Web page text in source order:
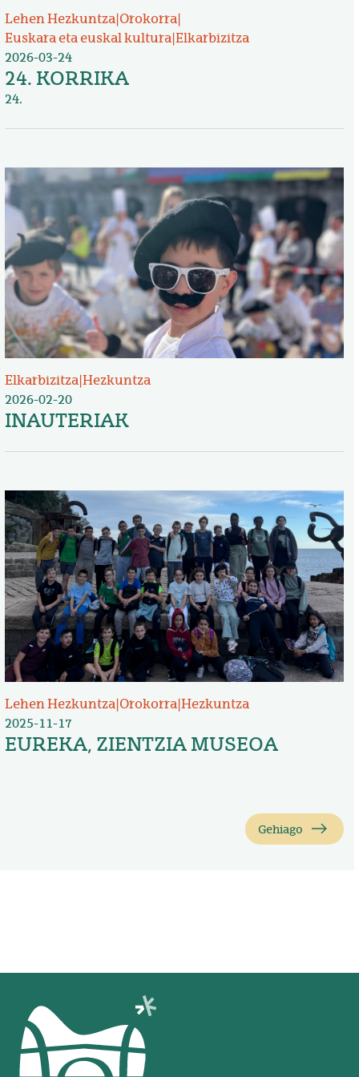
Lehen Hezkuntza| Orokorra|
Euskara eta euskal kultura| Elkarbizitza
2026-03-24
24. KORRIKA
24.
Irudia
Elkarbizitza| Hezkuntza
2026-02-20
INAUTERIAK
Irudia
Lehen Hezkuntza|Orokorra|Hezkuntza
2025-11-17
EUREKA, ZIENTZIA MUSEOA
Gehiago